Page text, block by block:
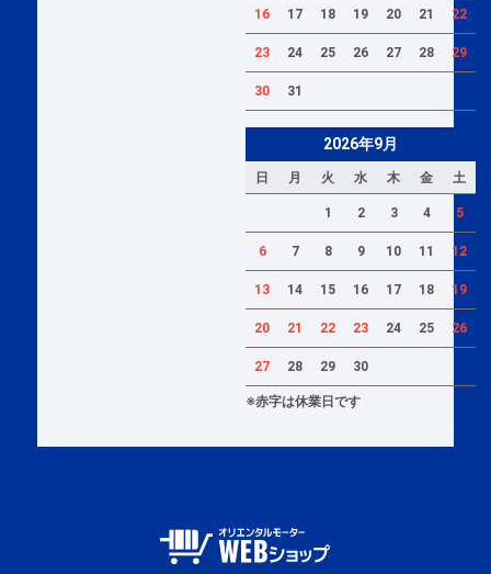
16 17 18 19 20 21 22
23 24 25 26 27 28 29
30 31
2026年9月
日 月 火 水 木 金 土
1 2 3 4 5
6 7 8 9 10 11 12
13 14 15 16 17 18 19
20 21 22 23 24 25 26
27 28 29 30
※赤字は休業日です